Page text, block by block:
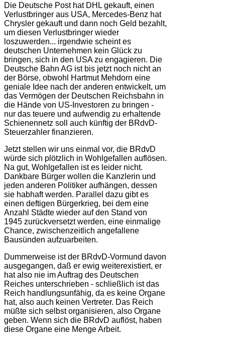
Die Deutsche Post hat DHL gekauft, einen
Verlustbringer aus USA, Mercedes-Benz hat
Chrysler gekauft und dann noch Geld bezahlt,
um diesen Verlustbringer wieder
loszuwerden... irgendwie scheint es
deutschen Unternehmen kein Glück zu
bringen, sich in den USA zu engagieren. Die
Deutsche Bahn AG ist bis jetzt noch nicht an
der Börse, obwohl Hartmut Mehdorn eine
geniale Idee nach der anderen entwickelt, um
das Vermögen der Deutschen Reichsbahn in
die Hände von US-Investoren zu bringen -
nur das teuere und aufwendig zu erhaltende
Schienennetz soll auch künftig der BRdvD-
Steuerzahler finanzieren.
Jetzt stellen wir uns einmal vor, die BRdvD
würde sich plötzlich in Wohlgefallen auflösen.
Na gut, Wohlgefallen ist es leider nicht.
Dankbare Bürger wollen die Kanzlerin und
jeden anderen Politiker aufhängen, dessen
sie habhaft werden. Parallel dazu gibt es
einen deftigen Bürgerkrieg, bei dem eine
Anzahl Städte wieder auf den Stand von
1945 zurückversetzt werden, eine einmalige
Chance, zwischenzeitlich angefallene
Bausünden aufzuarbeiten.
Dummerweise ist der BRdvD-Vormund davon
ausgegangen, daß er ewig weiterexistiert, er
hat also nie im Auftrag des Deutschen
Reiches unterschrieben - schließlich ist das
Reich handlungsunfähig, da es keine Organe
hat, also auch keinen Vertreter. Das Reich
müßte sich selbst organisieren, also Organe
geben. Wenn sich die BRdvD auflöst, haben
diese Organe eine Menge Arbeit.